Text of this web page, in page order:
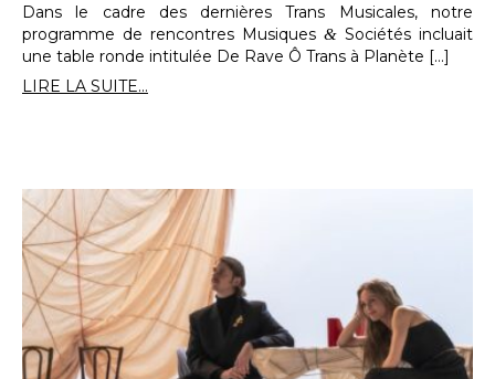
Dans le cadre des dernières Trans Musicales, notre
programme de rencontres Musiques & Sociétés incluait
une table ronde intitulée De Rave Ô Trans à Planète […]
LIRE LA SUITE...